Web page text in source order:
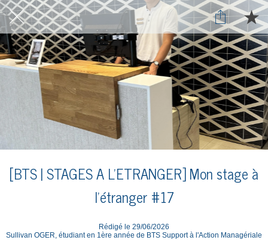
[BTS | STAGES A L'ETRANGER] Mon stage à
l'étranger #17
Rédigé le 29/06/2026
Sullivan OGER, étudiant en 1ère année de BTS Support à l'Action Managériale